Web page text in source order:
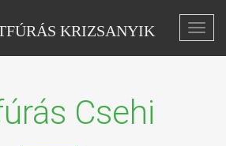
KRIZSANYIK
Csehi